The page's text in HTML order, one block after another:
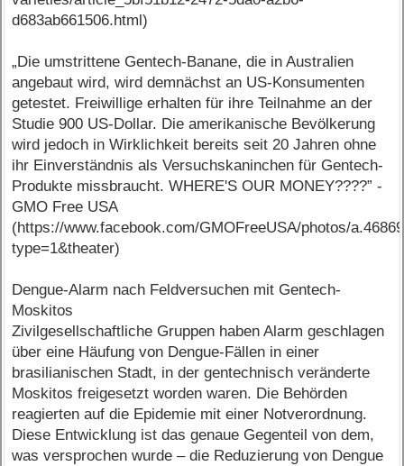
d683ab661506.html)
„Die umstrittene Gentech-Banane, die in Australien
angebaut wird, wird demnächst an US-Konsumenten
getestet. Freiwillige erhalten für ihre Teilnahme an der
Studie 900 US-Dollar. Die amerikanische Bevölkerung
wird jedoch in Wirklichkeit bereits seit 20 Jahren ohne
ihr Einverständnis als Versuchskaninchen für Gentech-
Produkte missbraucht. WHERE'S OUR MONEY????” -
GMO Free USA
(https://www.facebook.com/GMOFreeUSA/photos/
type=1&theater)
Dengue-Alarm nach Feldversuchen mit Gentech-
Moskitos
Zivilgesellschaftliche Gruppen haben Alarm geschlagen
über eine Häufung von Dengue-Fällen in einer
brasilianischen Stadt, in der gentechnisch veränderte
Moskitos freigesetzt worden waren. Die Behörden
reagierten auf die Epidemie mit einer Notverordnung.
Diese Entwicklung ist das genaue Gegenteil von dem,
was versprochen wurde – die Reduzierung von Dengue